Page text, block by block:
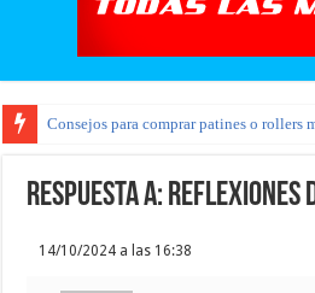
Consejos para comprar patines o rollers
Respuesta a: Reflexiones
14/10/2024 a las 16:38